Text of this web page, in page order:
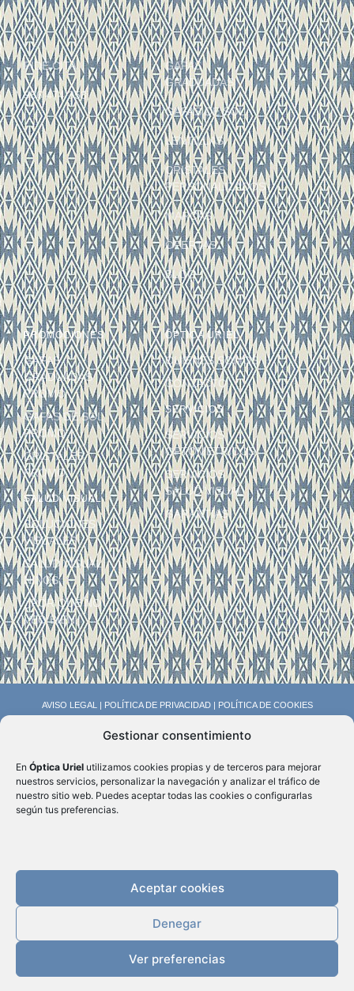
Gestionar consentimiento
En Óptica Uriel utilizamos cookies propias y de terceros para mejorar
nuestros servicios, personalizar la navegación y analizar el tráfico de
nuestro sitio web. Puedes aceptar todas las cookies o configurarlas
según tus preferencias.
Aceptar cookies
Denegar
Ver preferencias
PEDIR CITA
ÓPTICA URIEL
QUIÉNES SOMOS
CONTACTO
SERVICIOS
SERVICIOS
OPTOMÉTRICOS
SERVICIOS
SALUD VISUAL
GARANTÍAS
PROMOCIONES
GAFAS
GRADUADAS
PROMO
GAFAS DE SOL
PROMO
CRISTALES
PROMO
SALUD VISUAL
SOLUCIONES
VISUALES
SALUD VISUAL
NIÑOS
¿POR QUÉ NO
VEO BIEN
GAFAS
GRADUADAS
GAFAS DE SOL
LENTILLAS
CRISTALES
PERSONALIZADOS
MARCAS
OFERTAS
BLOG
PIDE CITA
956 474 353
AVISO LEGAL | POLÍTICA DE PRIVACIDAD| POLÍTICA DE COOKIES
© ópticafácil 2025